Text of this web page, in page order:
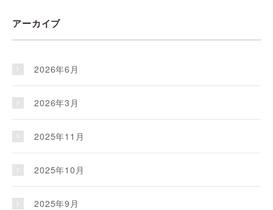
アーカイブ
2026年6月
2026年3月
2025年11月
2025年10月
2025年9月